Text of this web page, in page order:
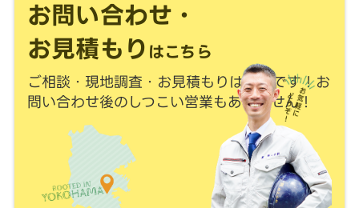
お問い合わせ・
お見積もり はこちら
ご相談・現地調査・お見積もりは無料です！ お
問い合わせ後のしつこい営業もありません！